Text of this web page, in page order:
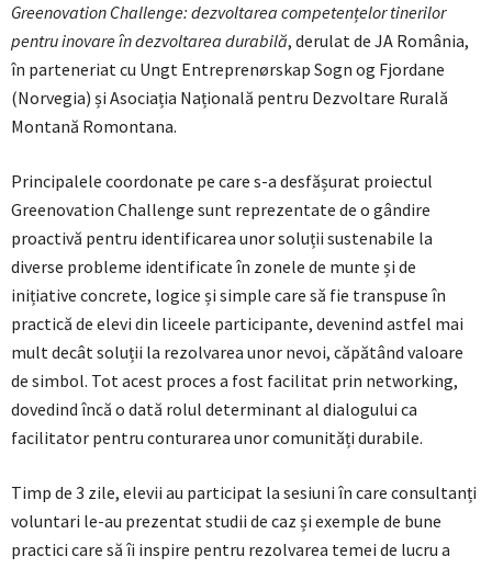
Greenovation Challenge: dezvoltarea competențelor tinerilor
pentru inovare în dezvoltarea durabilă, derulat de JA România,
în parteneriat cu Ungt Entreprenørskap Sogn og Fjordane
(Norvegia) și Asociația Națională pentru Dezvoltare Rurală
Montană Romontana.
Principalele coordonate pe care s-a desfășurat proiectul
Greenovation Challenge sunt reprezentate de o gândire
proactivă pentru identificarea unor soluții sustenabile la
diverse probleme identificate în zonele de munte și de
inițiative concrete, logice și simple care să fie transpuse în
practică de elevi din liceele participante, devenind astfel mai
mult decât soluții la rezolvarea unor nevoi, căpătând valoare
de simbol. Tot acest proces a fost facilitat prin networking,
dovedind încă o dată rolul determinant al dialogului ca
facilitator pentru conturarea unor comunități durabile.
Timp de 3 zile, elevii au participat la sesiuni în care consultanți
voluntari le-au prezentat studii de caz și exemple de bune
practici care să îi inspire pentru rezolvarea temei de lucru a